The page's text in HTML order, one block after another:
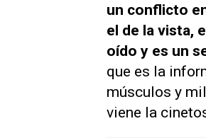
un conflicto
el de la vista,
oído y es un
que es la
músculos y
viene la